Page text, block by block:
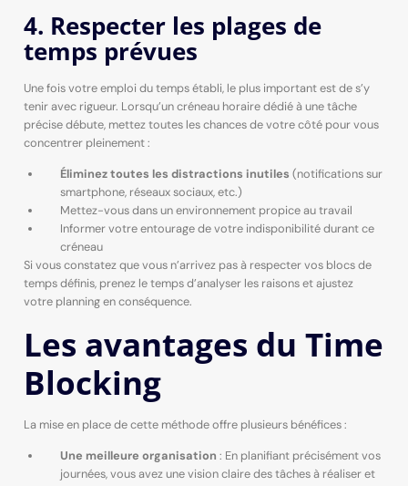
4. Respecter les plages de
temps prévues
Une fois votre emploi du temps établi, le plus important est de s’y
tenir avec rigueur. Lorsqu’un créneau horaire dédié à une tâche
précise débute, mettez toutes les chances de votre côté pour vous
concentrer pleinement :
Éliminez toutes les distractions inutiles (notifications sur
smartphone, réseaux sociaux, etc.)
Mettez-vous dans un environnement propice au travail
Informer votre entourage de votre indisponibilité durant ce
créneau
Si vous constatez que vous n’arrivez pas à respecter vos blocs de
temps définis, prenez le temps d’analyser les raisons et ajustez
votre planning en conséquence.
Les avantages du Time
Blocking
La mise en place de cette méthode offre plusieurs bénéfices :
Une meilleure organisation : En planifiant précisément vos
journées, vous avez une vision claire des tâches à réaliser et